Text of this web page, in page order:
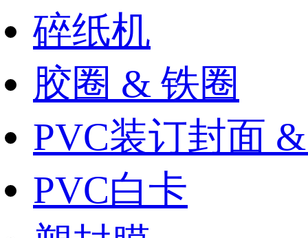
碎纸机
胶圈 & 铁圈
PVC装订封面
PVC白卡